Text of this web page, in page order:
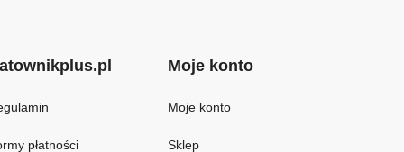
płatności
Moje konto
Moje konto
Sklep